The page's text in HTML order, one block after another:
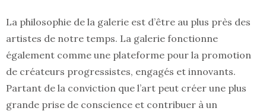
La philosophie de la galerie est d’être au plus près des
artistes de notre temps. La galerie fonctionne
également comme une plateforme pour la promotion
de créateurs progressistes, engagés et innovants.
Partant de la conviction que l’art peut créer une plus
grande prise de conscience et contribuer à un